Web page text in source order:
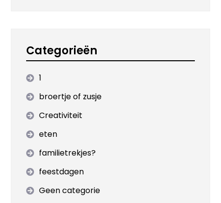
Categorieën
1
broertje of zusje
Creativiteit
eten
familietrekjes?
feestdagen
Geen categorie